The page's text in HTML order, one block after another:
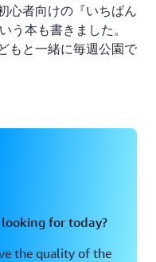
心者向けの『いちばん
う本も書きました。
もと一緒に毎週公園で
for today?
the quality of the